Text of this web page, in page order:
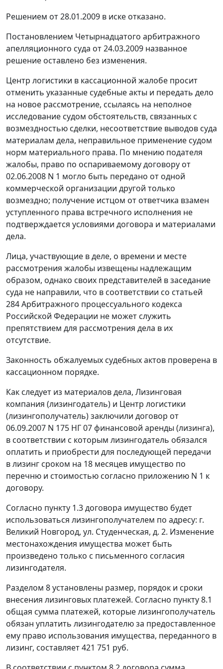
Решением от 28.01.2009 в иске отказано.
Постановлением Четырнадцатого арбитражного
апелляционного суда от 24.03.2009 названное
решение оставлено без изменения.
Центр логистики в кассационной жалобе просит
отменить указанные судебные акты и передать дело
на новое рассмотрение, ссылаясь на неполное
исследование судом обстоятельств, связанных с
возмездностью сделки, несоответствие выводов суда
материалам дела, неправильное применение судом
норм материального права. По мнению подателя
жалобы, право по оспариваемому договору от
02.06.2008 N 1 могло быть передано от одной
коммерческой организации другой только
возмездно; получение истцом от ответчика взамен
уступленного права встречного исполнения не
подтверждается условиями договора и материалами
дела.
Лица, участвующие в деле, о времени и месте
рассмотрения жалобы извещены надлежащим
образом, однако своих представителей в заседание
суда не направили, что в соответствии со статьей
284Арбитражного процессуального кодекса
Российской Федерации не может служить
препятствием для рассмотрения дела в их
отсутствие.
Законность обжалуемых судебных актов проверена в
кассационном порядке.
Как следует из материалов дела, Лизинговая
компания (лизингодатель) и Центр логистики
(лизингополучатель) заключили договор от
06.09.2007 N 175 НГ 07 финансовой аренды (лизинга),
в соответствии с которым лизингодатель обязался
оплатить и приобрести для последующей передачи
в лизинг сроком на 18 месяцев имущество по
перечню и стоимостью согласно приложению N 1 к
договору.
Согласно пункту 1.3 договора имущество будет
использоваться лизингополучателем по адресу: г.
Великий Новгород, ул. Студенческая, д. 2. Изменение
местонахождения имущества может быть
произведено только с письменного согласия
лизингодателя.
Разделом 8 установлены размер, порядок и сроки
внесения лизинговых платежей. Согласно пункту 8.1
общая сумма платежей, которые лизингополучатель
обязан уплатить лизингодателю за предоставленное
ему право использования имущества, переданного в
лизинг, составляет 421 751 руб.